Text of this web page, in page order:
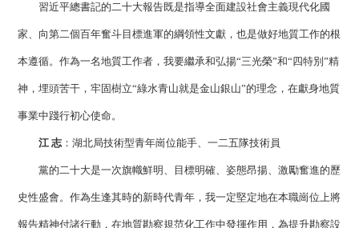
習近平總書記的二十大報告既是指導全面建設社會主義現代化國
家、向第二個百年奮斗目標進軍的綱領性文獻，也是做好地質工作的根
本遵循。作為一名地質工作者，我要繼承和弘揚“三光榮”和“四特別”精
神，埋頭苦干，牢固樹立“綠水青山就是金山銀山”的理念，在獻身地質
事業中踐行初心使命。
江 志：湖北局技術型青年崗位能手、一二五隊技術員
黨的二十大是一次旗幟鮮明、目標明確、姿態昂揚、激勵奮進的歷
史性盛會。作為生逢其時的新時代青年，我一定堅定地在本職崗位上將
報告精神付諸行動，在地質勘察規范化工作中發揮作用，為提升勘察設